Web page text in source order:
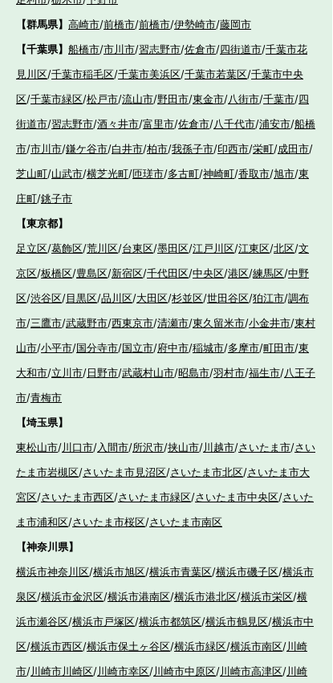
【群馬県】 高崎市/前橋市/前橋市/伊勢崎市/藤岡市
【千葉県】 船橋市/市川市/習志野市/佐倉市/四街道市/千葉市花
見川区/千葉市稲毛区/千葉市美浜区/千葉市若葉区/千葉市中央
区/千葉市緑区/松戸市/流山市/野田市/東金市/八街市/千葉市/四
街道市/習志野市/酒々井市/富里市/佐倉市/八千代市/浦安市/船橋
市/市川市/鎌ケ谷市/白井市/柏市/我孫子市/印西市/栄町/成田市/
芝山町/山武市/横芝光町/匝瑳市/多古町/神崎町/香取市/旭市/東
庄町/銚子市
【東京都】
足立区/葛飾区/荒川区/台東区/墨田区/江戸川区/江東区/北区/文
京区/板橋区/豊島区/新宿区/千代田区/中央区/港区/練馬区/中野
区/渋谷区/目黒区/品川区/大田区/杉並区/世田谷区/狛江市/調布
市/三鷹市/武蔵野市/西東京市/清瀬市/東久留米市/小金井市/東村
山市/小平市/国分寺市/国立市/府中市/稲城市/多摩市/町田市/東
大和市/立川市/日野市/武蔵村山市/昭島市/羽村市/福生市/八王子
市/青梅市
【埼玉県】
東松山市/川口市/入間市/所沢市/挟山市/川越市/さいたま市/さい
たま市岩槻区/さいたま市見沼区/さいたま市北区/さいたま市大
宮区/さいたま市西区/さいたま市緑区/さいたま市中央区/さいた
ま市浦和区/さいたま市桜区/さいたま市南区
【神奈川県】
横浜市神奈川区/横浜市旭区/横浜市青葉区/横浜市磯子区/横浜市
泉区/横浜市金沢区/横浜市港南区/横浜市港北区/横浜市栄区/横
浜市瀬谷区/横浜市戸塚区/横浜市都筑区/横浜市鶴見区/横浜市中
区/横浜市西区/横浜市保土ヶ谷区/横浜市緑区/横浜市南区/川崎
市/川崎市川崎区/川崎市幸区/川崎市中原区/川崎市高津区/川崎